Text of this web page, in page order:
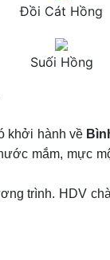
Đồi Cát Hồng
Suối Hồng
khởi hành về
mắm, mực
trình. HDV